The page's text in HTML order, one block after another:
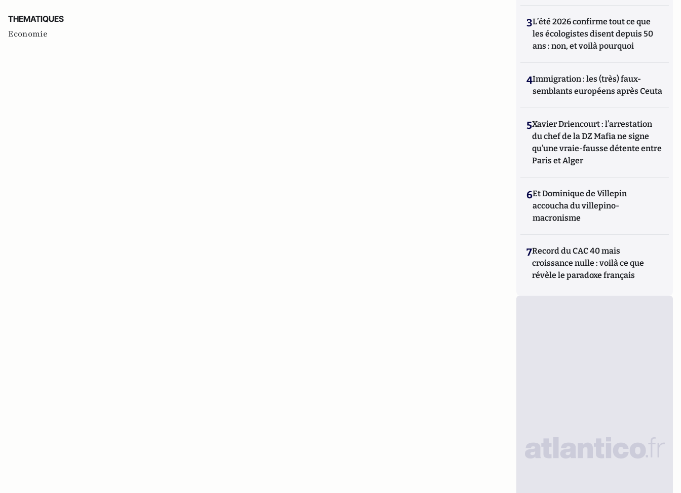
THEMATIQUES
Economie
3L’été 2026 confirme tout ce que
les écologistes disent depuis 50
ans : non, et voilà pourquoi
4Immigration : les (très) faux-
semblants européens après Ceuta
5Xavier Driencourt : l’arrestation
du chef de la DZ Mafia ne signe
qu’une vraie-fausse détente entre
Paris et Alger
6Et Dominique de Villepin
accoucha du villepino-
macronisme
7Record du CAC 40 mais
croissance nulle : voilà ce que
révèle le paradoxe français